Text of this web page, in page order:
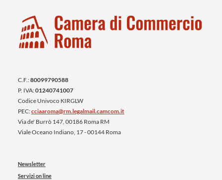
C.F.:80099790588
P. IVA:01240741007
Codice Univoco KIRGLW
PEC:cciaaroma@rm.legalmail.camcom.it
Via de' Burrò 147, 00186 Roma RM
Viale Oceano Indiano, 17 - 00144 Roma
Newsletter
Servizi on line